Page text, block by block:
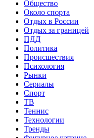
Общество
Около спорта
Отдых в России
Отдых за границей
ПДД
Политика
Происшествия
Психология
Рынки
Сериалы
Спорт
ТВ
Теннис
Технологии
Тренды